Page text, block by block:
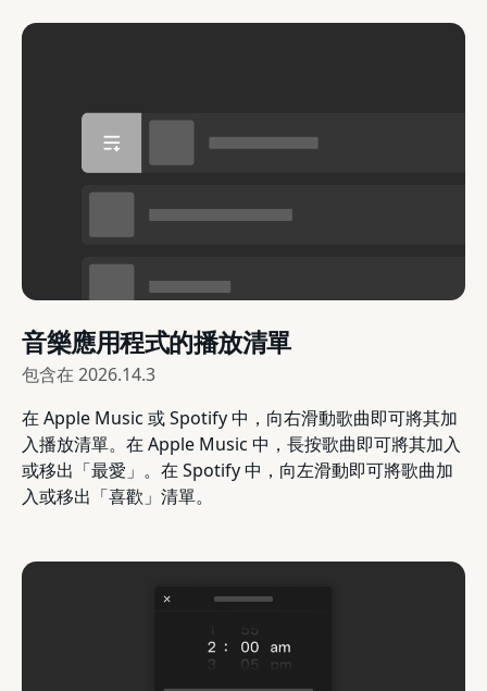
音樂應用程式的播放清單
包含在 2026.14.3
在 Apple Music 或 Spotify 中，向右滑動歌曲即可將其加
入播放清單。在 Apple Music 中，長按歌曲即可將其加入
或移出「最愛」。在 Spotify 中，向左滑動即可將歌曲加
入或移出「喜歡」清單。